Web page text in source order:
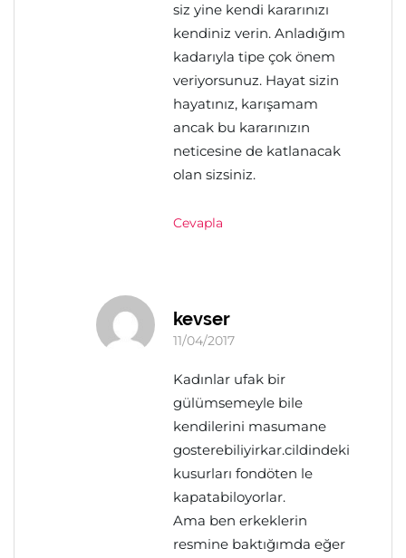
siz yine kendi kararınızı
kendiniz verin. Anladığım
kadarıyla tipe çok önem
veriyorsunuz. Hayat sizin
hayatınız, karışamam
ancak bu kararınızın
neticesine de katlanacak
olan sizsiniz.
Cevapla
kevser
11/04/2017
Kadınlar ufak bir
gülümsemeyle bile
kendilerini masumane
gosterebiliyirkar.cildindeki
kusurları fondöten le
kapatabiloyorlar.
Ama ben erkeklerin
resmine baktığımda eğer